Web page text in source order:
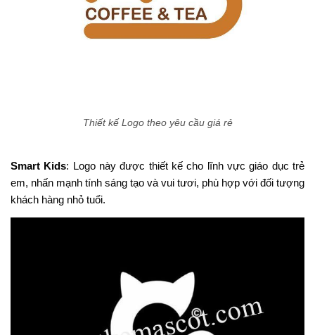
Thiết kế Logo theo yêu cầu giá rẻ
Smart Kids: Logo này được thiết kế cho lĩnh vực giáo dục trẻ
em, nhấn mạnh tính sáng tạo và vui tươi, phù hợp với đối tượng
khách hàng nhỏ tuổi​.